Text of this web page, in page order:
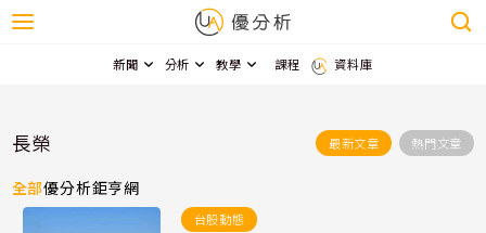
新聞 分析 教學 課程 資料庫
長榮 最新文章 熱門文章
全部優分析鉅亨網
台股動態